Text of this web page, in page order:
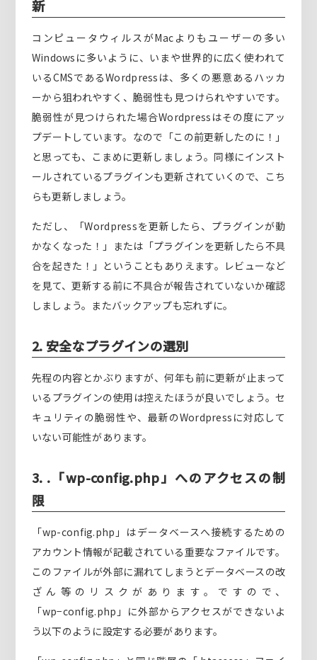
新
コンピュータウィルスがMacよりもユーザーの多い
Windowsに多いように、いまや世界的に広く使われて
いるCMSであるWordpressは、多くの悪意あるハッカ
ーから狙われやすく、脆弱性も見つけられやすいです。
脆弱性が見つけられた場合Wordpressはその度にアッ
プデートしています。なので「この前更新したのに！」
と思っても、こまめに更新しましょう。同様にインスト
ールされているプラグインも更新されていくので、こち
らも更新しましょう。
ただし、「Wordpressを更新したら、プラグインが動
かなくなった！」または「プラグインを更新したら不具
合を起きた！」ということもありえます。レビューなど
を見て、更新する前に不具合が報告されていないか確認
しましょう。またバックアップも忘れずに。
2. 安全なプラグインの選別
先程の内容とかぶりますが、何年も前に更新が止まって
いるプラグインの使用は控えたほうが良いでしょう。セ
キュリティの脆弱性や、最新のWordpressに対応して
いない可能性があります。
3. .「wp-config.php」へのアクセスの制
限
「wp-config.php」はデータベースへ接続するための
アカウント情報が記載されている重要なファイルです。
このファイルが外部に漏れてしまうとデータベースの改
ざん等のリスクがあります。ですので、
「wp−config.php」に外部からアクセスができないよ
う以下のように設定する必要があります。